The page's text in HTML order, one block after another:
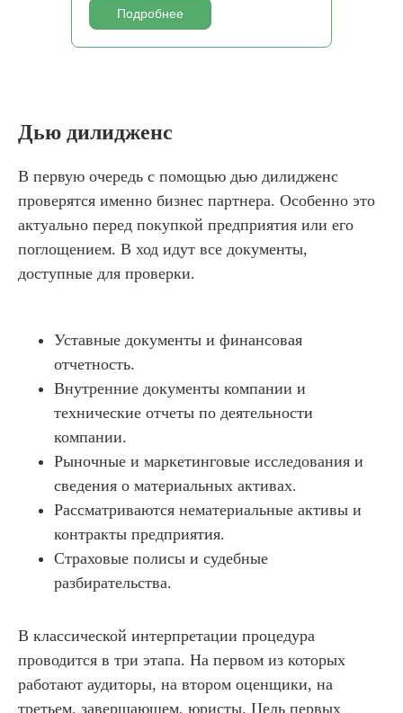
Подробнее
Дью дилидженс
В первую очередь с помощью дью дилидженс
проверятся именно бизнес партнера. Особенно это
актуально перед покупкой предприятия или его
поглощением. В ход идут все документы,
доступные для проверки.
Уставные документы и финансовая
отчетность.
Внутренние документы компании и
технические отчеты по деятельности
компании.
Рыночные и маркетинговые исследования и
сведения о материальных активах.
Рассматриваются нематериальные активы и
контракты предприятия.
Страховые полисы и судебные
разбирательства.
В классической интерпретации процедура
проводится в три этапа. На первом из которых
работают аудиторы, на втором оценщики, на
третьем, завершающем, юристы. Цель первых